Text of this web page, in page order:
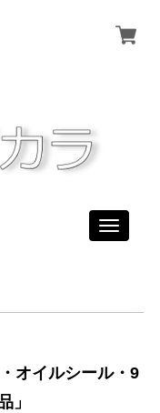
Toggle
オイルシール・9
」